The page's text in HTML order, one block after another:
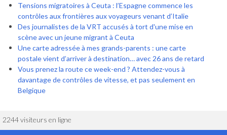
Tensions migratoires à Ceuta : l’Espagne commence les
contrôles aux frontières aux voyageurs venant d’Italie
Des journalistes de la VRT accusés à tort d'une mise en
scène avec un jeune migrant à Ceuta
Une carte adressée à mes grands-parents : une carte
postale vient d’arriver à destination… avec 26 ans de retard
Vous prenez la route ce week-end ? Attendez-vous à
davantage de contrôles de vitesse, et pas seulement en
Belgique
2244 visiteurs en ligne